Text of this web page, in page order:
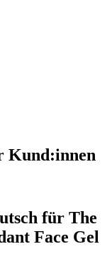
Kund:innen
für The
Face Gel